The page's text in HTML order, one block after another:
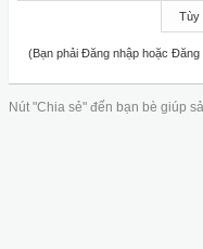
Tùy
(Bạn phải Đăng nhập hoặc Đăng
Nút "Chia sẻ" đến bạn bè giúp